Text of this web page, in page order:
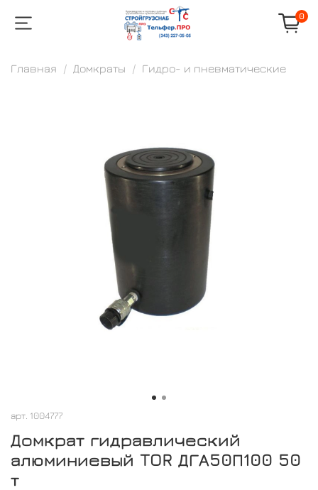
0
Главная Домкраты Гидро- и пневматические
арт. 1004777
Домкрат гидравлический
алюминиевый TOR ДГА50П100 50
т